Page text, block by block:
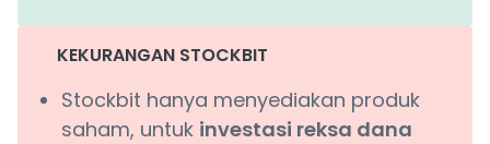
KEKURANGAN STOCKBIT
Stockbit hanya menyediakan produk
saham, untuk investasi reksa dana